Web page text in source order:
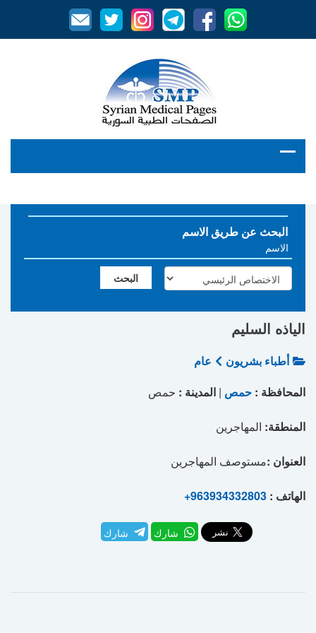
البحث عن طريق الاسم
الياذه السليم
أطباء بشريون
عام
المحافظة : حمص | المدينة : حمص
المنطقة: المهاجرين
العنوان :مستوصف المهاجرين
الهاتف : +963934332803
شارك شارك